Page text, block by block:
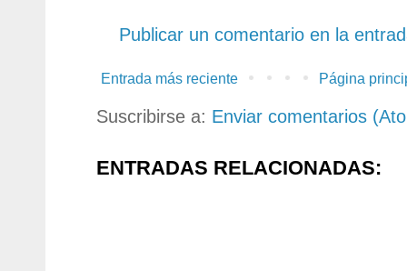
Publicar un comentario en la
Entrada más reciente Página
Suscribirse a: Enviar comentarios
ENTRADAS RELACIONADAS: